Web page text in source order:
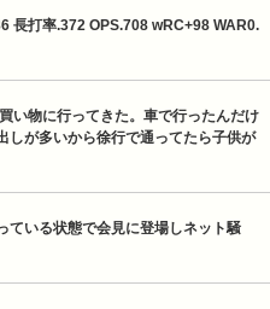
長打率.372 OPS.708 wRC+98 WAR0.
い物に行ってきた。車で行ったんだけ
しが多いから徐行で通ってたら子供が
ている状態で会見に登場しネット騒